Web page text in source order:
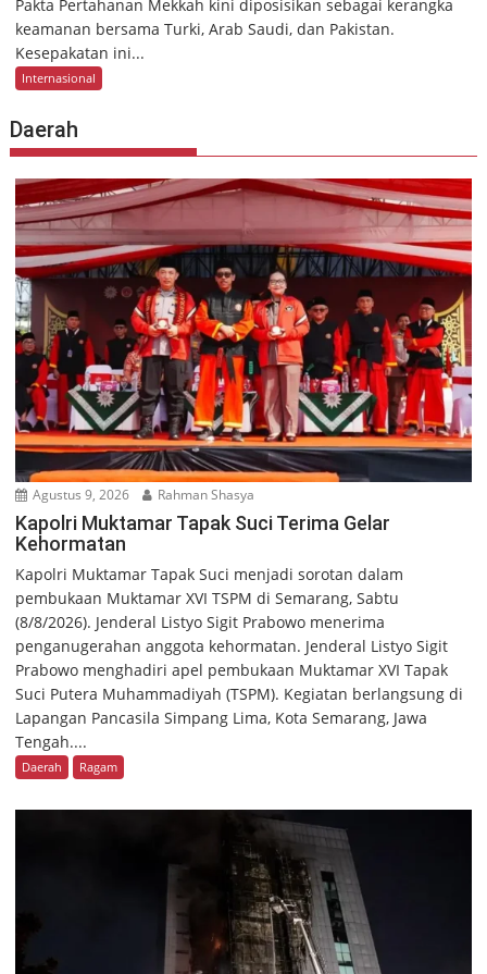
Pakta Pertahanan Mekkah kini diposisikan sebagai kerangka
keamanan bersama Turki, Arab Saudi, dan Pakistan.
Kesepakatan ini...
Internasional
Daerah
Agustus 9, 2026 Rahman Shasya
Kapolri Muktamar Tapak Suci Terima Gelar
Kehormatan
Kapolri Muktamar Tapak Suci menjadi sorotan dalam
pembukaan Muktamar XVI TSPM di Semarang, Sabtu
(8/8/2026). Jenderal Listyo Sigit Prabowo menerima
penganugerahan anggota kehormatan. Jenderal Listyo Sigit
Prabowo menghadiri apel pembukaan Muktamar XVI Tapak
Suci Putera Muhammadiyah (TSPM). Kegiatan berlangsung di
Lapangan Pancasila Simpang Lima, Kota Semarang, Jawa
Tengah....
Daerah Ragam